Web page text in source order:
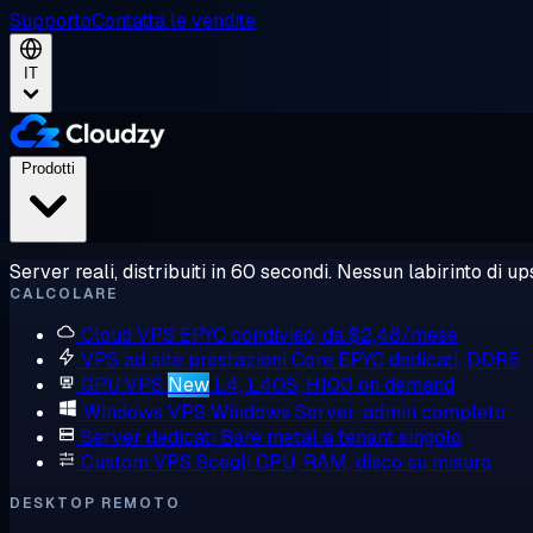
SupportoContatta le vendite
IT
Server reali, distribuiti in 60 secondi. Nessun labirinto di
CALCOLARE
Cloud VPS EPYC condiviso, da $2,48/mese
VPS ad alte prestazioni Core EPYC dedicati, DDR5
GPU VPS New L4, L40S, H100 on demand
Windows VPS Windows Server, admin completo
Server dedicati Bare metal a tenant singolo
Custom VPS Scegli CPU, RAM, disco su misura
DESKTOP REMOTO